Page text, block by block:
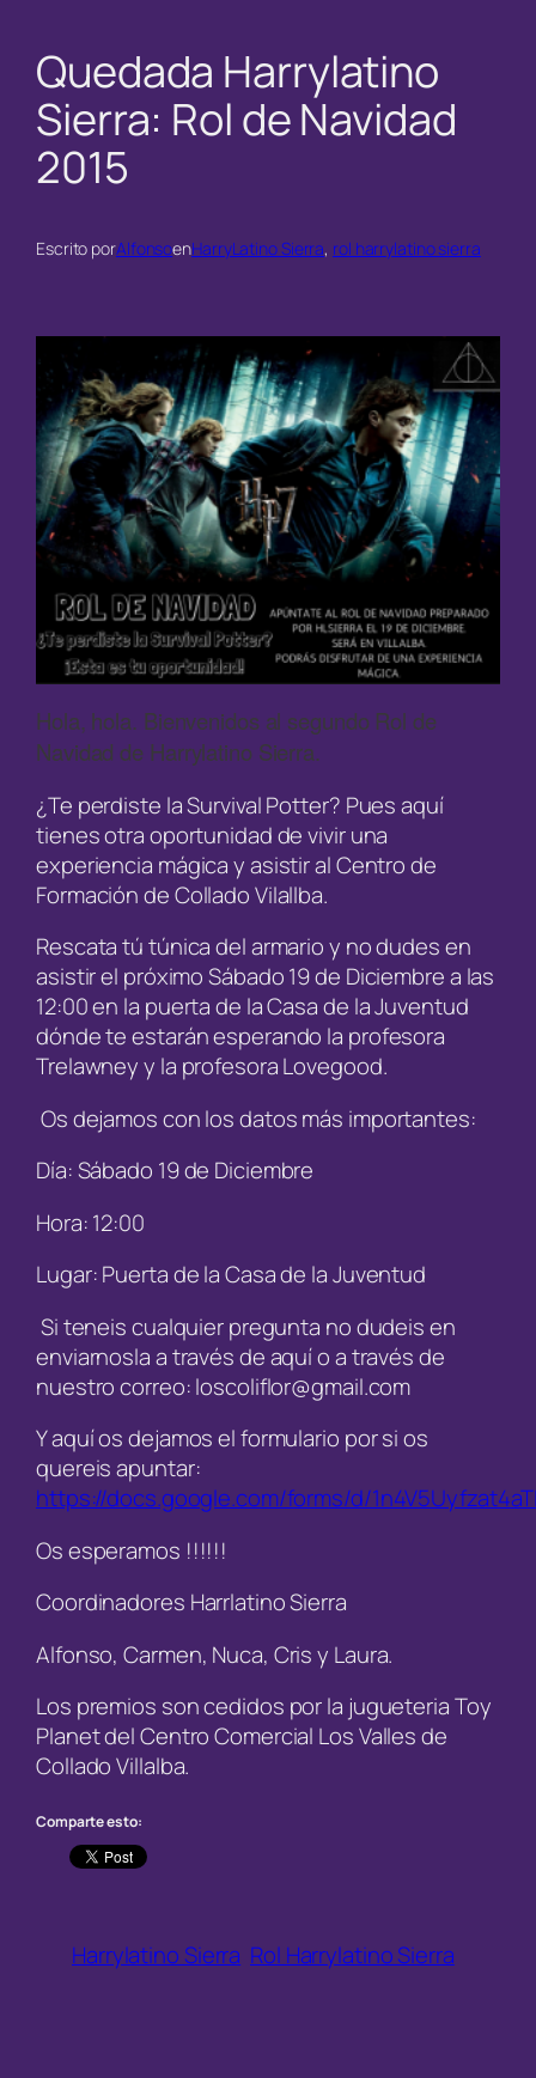
Quedada Harrylatino
Sierra: Rol de Navidad
2015
Escrito porAlfonsoenHarryLatino Sierra, rol harrylatino sierra
Hola, hola. Bienvenidos al segundo Rol de
Navidad de Harrylatino Sierra.
¿Te perdiste la Survival Potter? Pues aquí
tienes otra oportunidad de vivir una
experiencia mágica y asistir al Centro de
Formación de Collado Vilallba.
Rescata tú túnica del armario y no dudes en
asistir el próximo Sábado 19 de Diciembre a las
12:00 en la puerta de la Casa de la Juventud
dónde te estarán esperando la profesora
Trelawney y la profesora Lovegood.
Os dejamos con los datos más importantes:
Día: Sábado 19 de Diciembre
Hora: 12:00
Lugar: Puerta de la Casa de la Juventud
Si teneis cualquier pregunta no dudeis en
enviarnosla a través de aquí o a través de
nuestro correo: loscoliflor@gmail.com
Y aquí os dejamos el formulario por si os
quereis apuntar:
https://docs.google.com/forms/d/
Os esperamos !!!!!!
Coordinadores Harrlatino Sierra
Alfonso, Carmen, Nuca, Cris y Laura.
Los premios son cedidos por la jugueteria Toy
Planet del Centro Comercial Los Valles de
Collado Villalba.
Comparte esto:
Harrylatino Sierra Rol Harrylatino Sierra